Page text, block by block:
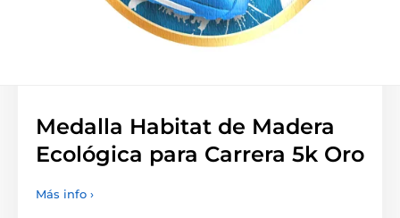
Medalla Habitat de Madera
Ecológica para Carrera 5k Oro
Más info ›